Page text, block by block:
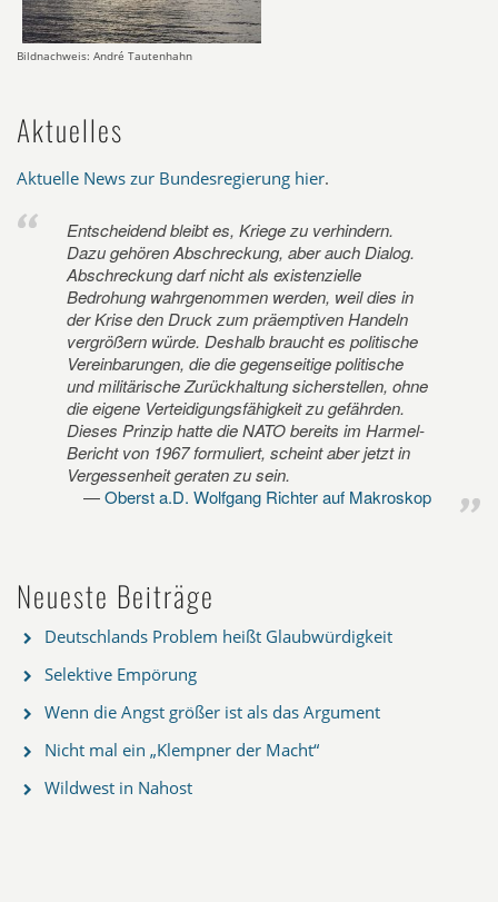
Bildnachweis: André Tautenhahn
Aktuelles
Aktuelle News zur Bundesregierung hier.
Entscheidend bleibt es, Kriege zu verhindern.
Dazu gehören Abschreckung, aber auch Dialog.
Abschreckung darf nicht als existenzielle
Bedrohung wahrgenommen werden, weil dies in
der Krise den Druck zum präemptiven Handeln
vergrößern würde. Deshalb braucht es politische
Vereinbarungen, die die gegenseitige politische
und militärische Zurückhaltung sicherstellen, ohne
die eigene Verteidigungsfähigkeit zu gefährden.
Dieses Prinzip hatte die NATO bereits im Harmel-
Bericht von 1967 formuliert, scheint aber jetzt in
Vergessenheit geraten zu sein.
Oberst a.D. Wolfgang Richter auf Makroskop
Neueste Beiträge
Deutschlands Problem heißt Glaubwürdigkeit
Selektive Empörung
Wenn die Angst größer ist als das Argument
Nicht mal ein „Klempner der Macht“
Wildwest in Nahost